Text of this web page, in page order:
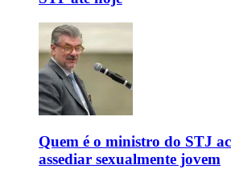
Quem é o ministro do STJ
assediar sexualmente jovem